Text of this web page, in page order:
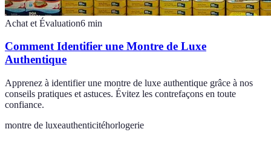
Achat et Évaluation6 min
Comment Identifier une Montre de Luxe
Authentique
Apprenez à identifier une montre de luxe authentique grâce à nos
conseils pratiques et astuces. Évitez les contrefaçons en toute
confiance.
montre de luxeauthenticitéhorlogerie